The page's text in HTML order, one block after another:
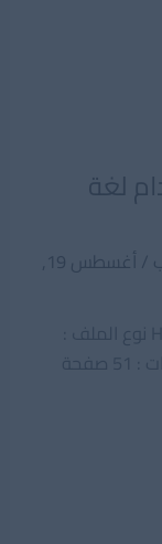
لغة
/ أغسطس 19,